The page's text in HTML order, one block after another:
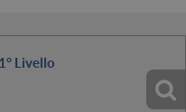
Livello